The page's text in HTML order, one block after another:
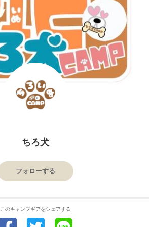
ちろ犬
フォローする
このキャンプギアをシェアする